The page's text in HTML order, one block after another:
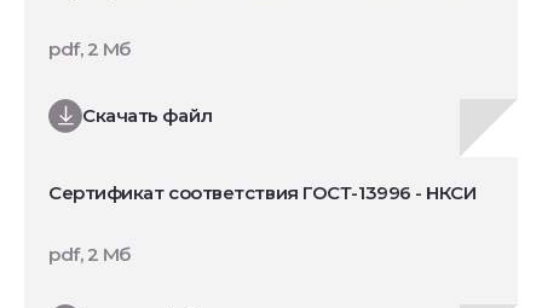
Скачать файл
pdf, 2 Мб
Сертификат соответствия ГОСТ-13996 - НКСИ
pdf, 2 Мб